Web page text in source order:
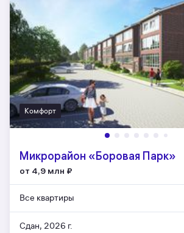
Комфорт
Микрорайон «Боровая Парк»
от 4,9 млн ₽
Все квартиры
Сдан, 2026 г.